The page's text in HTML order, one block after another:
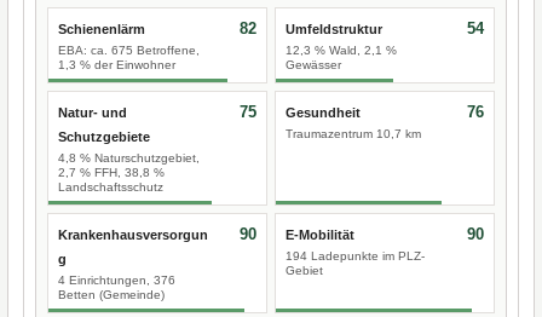
Schienenlärm
EBA: ca. 675 Betroffene,
1,3 % der Einwohner
82 Umfeldstruktur
12,3 % Wald, 2,1 %
Gewässer
54
Natur- und
Schutzgebiete
4,8 % Naturschutzgebiet,
2,7 % FFH, 38,8 %
Landschaftsschutz
75 Gesundheit
Traumazentrum 10,7 km
76
Krankenhausversorgun
g
4 Einrichtungen, 376
Betten (Gemeinde)
90 E-Mobilität
194 Ladepunkte im PLZ-
Gebiet
90